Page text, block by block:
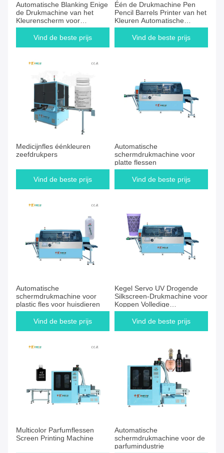
Automatische Blanking Enige
de Drukmachine van het
Kleurenscherm voor
Ceramische Buis
Vind de beste prijs
Één de Drukmachine Pen
Pencil Barrels Printer van het
Kleuren Automatische
Scherm
Vind de beste prijs
Medicijnfles éénkleuren
zeefdrukpers
Vind de beste prijs
Automatische
schermdrukmachine voor
platte flessen
Vind de beste prijs
Automatische
schermdrukmachine voor
plastic fles voor huisdieren
Vind de beste prijs
Kegel Servo UV Drogende
Silkscreen-Drukmachine voor
Koppen Volledige
Automatisch
Vind de beste prijs
Multicolor Parfumflessen
Screen Printing Machine
Automatische
schermdrukmachine voor de
parfumindustrie